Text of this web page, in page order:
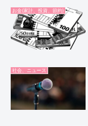
お金(家計、投資、節約)
社会、ニュース